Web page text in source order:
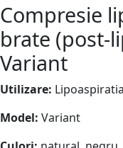
Compresie
brate (post-
Variant
Utilizare:
Model: Variant